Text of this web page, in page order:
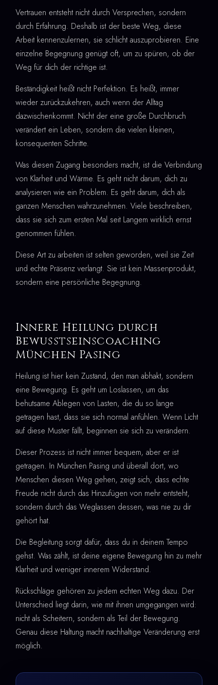
Vertrauen entsteht nicht durch Versprechen, sondern
durch Erfahrung. Deshalb ist der beste Weg, diese
Arbeit kennenzulernen, sie schlicht auszuprobieren. Eine
einzelne Begegnung genügt oft, um zu spüren, ob der
Weg für dich der richtige ist.
Beständigkeit heißt nicht Perfektion. Es heißt, immer
wieder zurückzukehren, auch wenn der Alltag
dazwischenkommt. Nicht der eine große Durchbruch
verändert ein Leben, sondern die vielen kleinen,
konsequenten Schritte.
Was diesen Zugang besonders macht, ist die Verbindung
von Klarheit und Wärme. Es geht nicht darum, dich zu
analysieren wie ein Problem. Es geht darum, dich als
ganzen Menschen wahrzunehmen. Viele beschreiben,
dass sie sich zum ersten Mal seit Langem wirklich ernst
genommen fühlen.
Diese Art zu arbeiten ist selten geworden, weil sie Zeit
und echte Präsenz verlangt. Sie ist kein Massenprodukt,
sondern eine persönliche Begegnung.
Innere Heilung durch
Bewusstseinscoaching
München Pasing
Heilung ist hier kein Zustand, den man abhakt, sondern
eine Bewegung. Es geht um Loslassen, um das
behutsame Ablegen von Lasten, die du so lange
getragen hast, dass sie sich normal anfühlen. Wenn Licht
auf diese Muster fällt, beginnen sie sich zu verändern.
Dieser Prozess ist nicht immer bequem, aber er ist
getragen. In München Pasing und überall dort, wo
Menschen diesen Weg gehen, zeigt sich, dass echte
Freude nicht durch das Hinzufügen von mehr entsteht,
sondern durch das Weglassen dessen, was nie zu dir
gehört hat.
Die Begleitung sorgt dafür, dass du in deinem Tempo
gehst. Was zählt, ist deine eigene Bewegung hin zu mehr
Klarheit und weniger innerem Widerstand.
Rückschläge gehören zu jedem echten Weg dazu. Der
Unterschied liegt darin, wie mit ihnen umgegangen wird:
nicht als Scheitern, sondern als Teil der Bewegung.
Genau diese Haltung macht nachhaltige Veränderung erst
möglich.